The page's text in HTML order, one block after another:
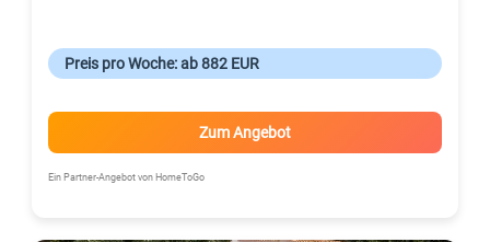
Preis pro Woche: ab 882 EUR
Zum Angebot
Ein Partner-Angebot von HomeToGo